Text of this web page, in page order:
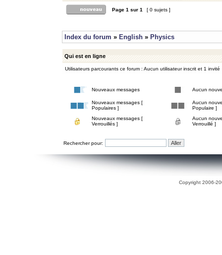
Page 1 sur 1 [ 0 sujets ]
Index du forum » English » Physics
Qui est en ligne
Utilisateurs parcourants ce forum : Aucun utilisateur inscrit et 1 invité
Nouveaux messages Aucun
Nouveaux messages [
Populaires ]
Aucun
Populaire ]
Nouveaux messages [
Verrouillés ]
Aucun
Verrouillé ]
Rechercher pour:
Copyright 2006-